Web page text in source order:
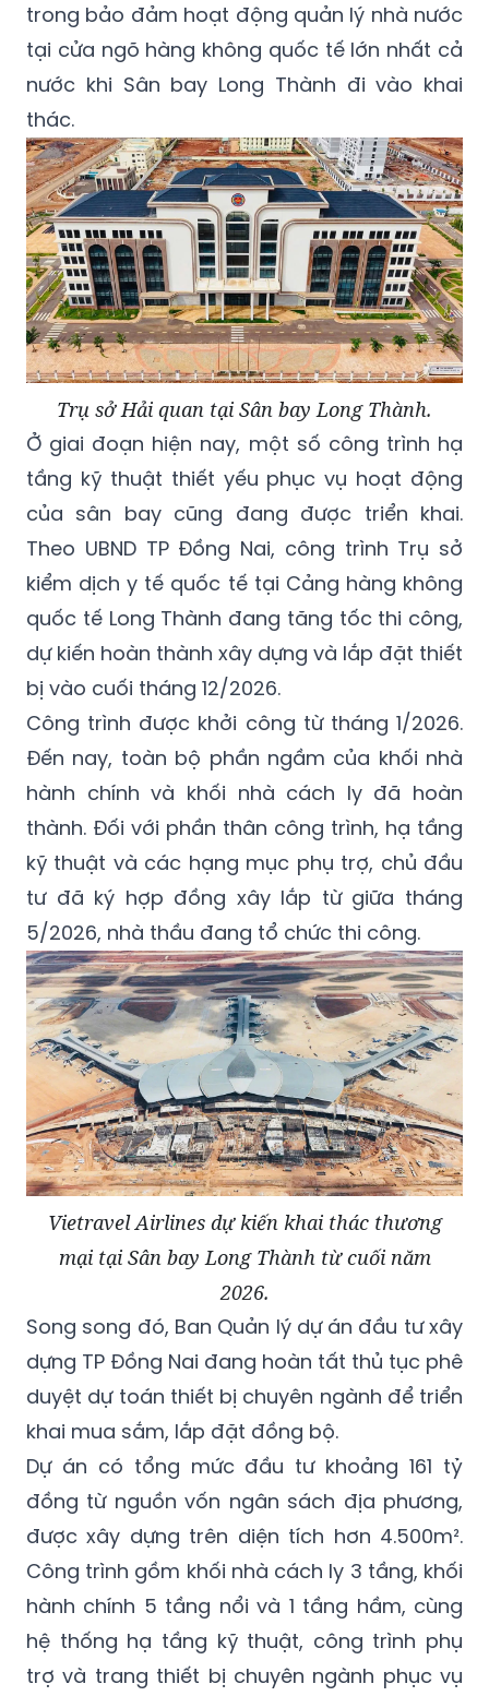
trong bảo đảm hoạt động quản lý nhà nước
tại cửa ngõ hàng không quốc tế lớn nhất cả
nước khi Sân bay Long Thành đi vào khai
thác.
Trụ sở Hải quan tại Sân bay Long Thành.
Ở giai đoạn hiện nay, một số công trình hạ
tầng kỹ thuật thiết yếu phục vụ hoạt động
của sân bay cũng đang được triển khai.
Theo UBND TP Đồng Nai, công trình Trụ sở
kiểm dịch y tế quốc tế tại Cảng hàng không
quốc tế Long Thành đang tăng tốc thi công,
dự kiến hoàn thành xây dựng và lắp đặt thiết
bị vào cuối tháng 12/2026.
Công trình được khởi công từ tháng 1/2026.
Đến nay, toàn bộ phần ngầm của khối nhà
hành chính và khối nhà cách ly đã hoàn
thành. Đối với phần thân công trình, hạ tầng
kỹ thuật và các hạng mục phụ trợ, chủ đầu
tư đã ký hợp đồng xây lắp từ giữa tháng
5/2026, nhà thầu đang tổ chức thi công.
Vietravel Airlines dự kiến khai thác thương
mại tại Sân bay Long Thành từ cuối năm
2026.
Song song đó, Ban Quản lý dự án đầu tư xây
dựng TP Đồng Nai đang hoàn tất thủ tục phê
duyệt dự toán thiết bị chuyên ngành để triển
khai mua sắm, lắp đặt đồng bộ.
Dự án có tổng mức đầu tư khoảng 161 tỷ
đồng từ nguồn vốn ngân sách địa phương,
được xây dựng trên diện tích hơn 4.500m².
Công trình gồm khối nhà cách ly 3 tầng, khối
hành chính 5 tầng nổi và 1 tầng hầm, cùng
hệ thống hạ tầng kỹ thuật, công trình phụ
trợ và trang thiết bị chuyên ngành phục vụ